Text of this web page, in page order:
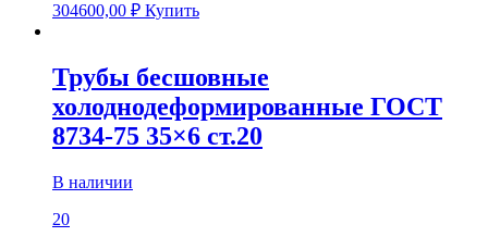
304600,00 ₽ Купить
Трубы бесшовные
холоднодеформированные ГОСТ
8734-75 35×6 ст.20
В наличии
20